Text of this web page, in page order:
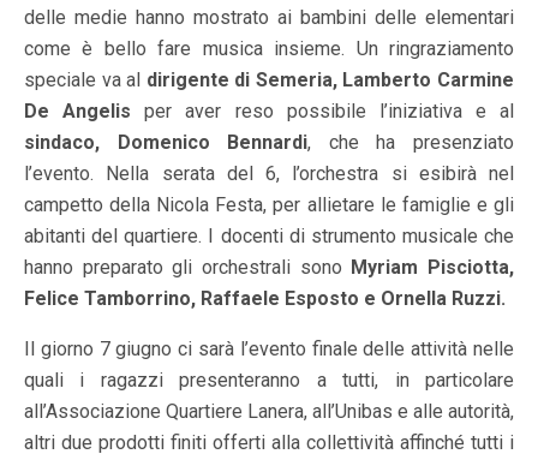
delle medie hanno mostrato ai bambini delle elementari
come è bello fare musica insieme. Un ringraziamento
speciale va al dirigente di Semeria, Lamberto Carmine
De Angelis per aver reso possibile l’iniziativa e al
sindaco, Domenico Bennardi, che ha presenziato
l’evento. Nella serata del 6, l’orchestra si esibirà nel
campetto della Nicola Festa, per allietare le famiglie e gli
abitanti del quartiere. I docenti di strumento musicale che
hanno preparato gli orchestrali sono Myriam Pisciotta,
Felice Tamborrino, Raffaele Esposto e Ornella Ruzzi.
Il giorno 7 giugno ci sarà l’evento finale delle attività nelle
quali i ragazzi presenteranno a tutti, in particolare
all’Associazione Quartiere Lanera, all’Unibas e alle autorità,
altri due prodotti finiti offerti alla collettività affinché tutti i